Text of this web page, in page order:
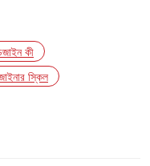
কী
স্কিল